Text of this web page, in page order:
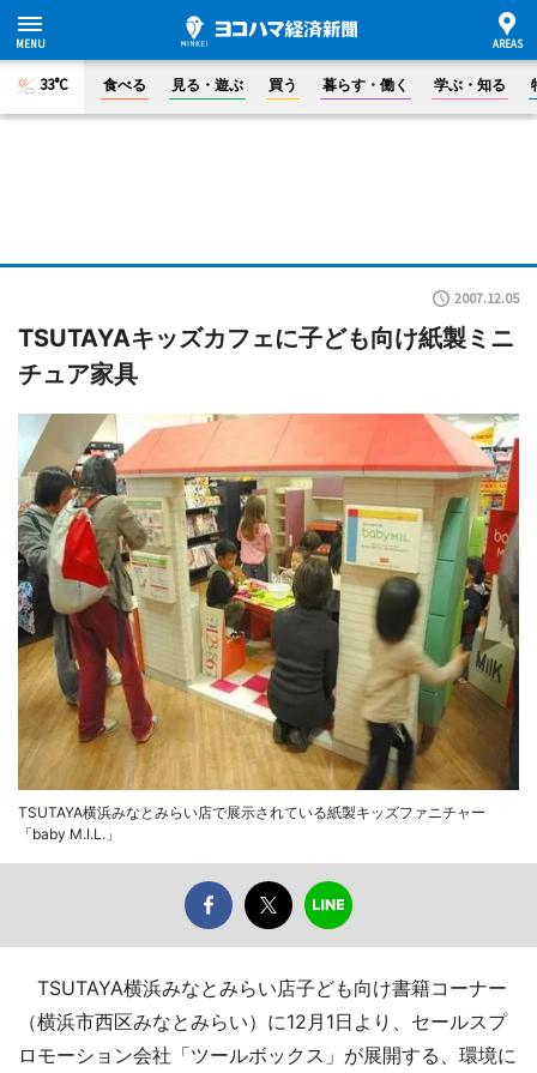
33°C 食べる 見る・遊ぶ 買う 暮らす・働く 学ぶ・知る
2007.12.05
TSUTAYAキッズカフェに子ども向け紙製ミニ
チュア家具
TSUTAYA横浜みなとみらい店で展示されている紙製キッズファニチャー
「baby M.I.L.」
TSUTAYA横浜みなとみらい店子ども向け書籍コーナー
（横浜市西区みなとみらい）に12月1日より、セールスプ
ロモーション会社「ツールボックス」が展開する、環境に